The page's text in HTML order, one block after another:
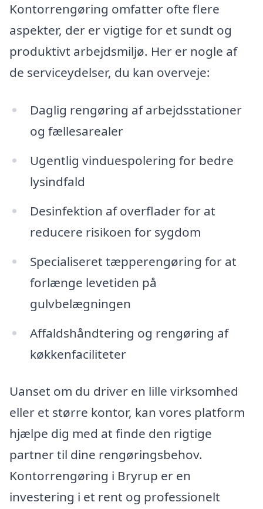
Kontorrengøring omfatter ofte flere
aspekter, der er vigtige for et sundt og
produktivt arbejdsmiljø. Her er nogle af
de serviceydelser, du kan overveje:
Daglig rengøring af arbejdsstationer
og fællesarealer
Ugentlig vinduespolering for bedre
lysindfald
Desinfektion af overflader for at
reducere risikoen for sygdom
Specialiseret tæpperengøring for at
forlænge levetiden på
gulvbelægningen
Affaldshåndtering og rengøring af
køkkenfaciliteter
Uanset om du driver en lille virksomhed
eller et større kontor, kan vores platform
hjælpe dig med at finde den rigtige
partner til dine rengøringsbehov.
Kontorrengøring i Bryrup er en
investering i et rent og professionelt